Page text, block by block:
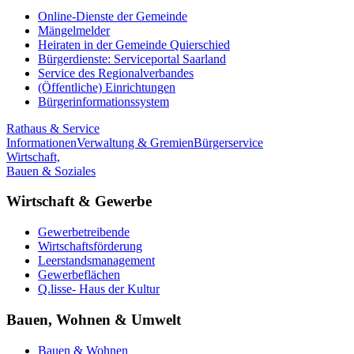
Online-Dienste der Gemeinde
Mängelmelder
Heiraten in der Gemeinde Quierschied
Bürgerdienste: Serviceportal Saarland
Service des Regionalverbandes
(Öffentliche) Einrichtungen
Bürgerinformationssystem
Rathaus & Service
InformationenVerwaltung & GremienBürgerservice
Wirtschaft,
Bauen & Soziales
Wirtschaft & Gewerbe
Gewerbetreibende
Wirtschaftsförderung
Leerstandsmanagement
Gewerbeflächen
Q.lisse- Haus der Kultur
Bauen, Wohnen & Umwelt
Bauen & Wohnen